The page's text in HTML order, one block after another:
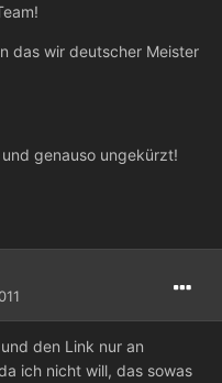
das wir deutscher Meister
genauso ungekürzt!
den Link nur an
ich nicht will, das sowas